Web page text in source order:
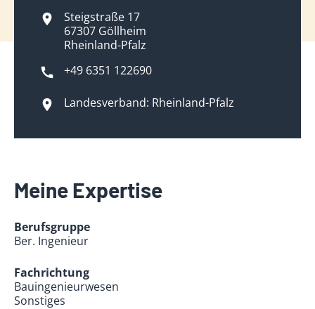
Steigstraße 17
67307 Göllheim
Rheinland-Pfalz
+49 6351 122690
Landesverband: Rheinland-Pfalz
Meine Expertise
Berufsgruppe
Ber. Ingenieur
Fachrichtung
Bauingenieurwesen
Sonstiges